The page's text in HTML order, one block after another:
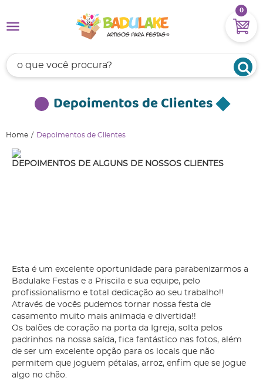
0
Depoimentos de Clientes
Home Depoimentos de Clientes
DEPOIMENTOS DE ALGUNS DE NOSSOS CLIENTES
Esta é um excelente oportunidade para parabenizarmos a
Badulake Festas e a Priscila e sua equipe, pelo
profissionalismo e total dedicação ao seu trabalho!!
Através de vocês pudemos tornar nossa festa de
casamento muito mais animada e divertida!!
Os balões de coração na porta da Igreja, solta pelos
padrinhos na nossa saída, fica fantástico nas fotos, além
de ser um excelente opção para os locais que não
permitem que joguem pétalas, arroz, enfim que se jogue
algo no chão.